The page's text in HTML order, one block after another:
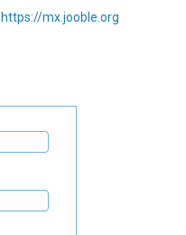
https://mx.jooble.org